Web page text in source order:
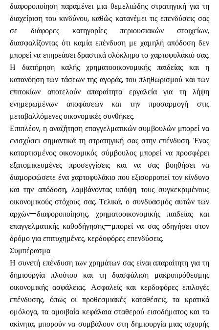
διαφοροποίηση παραμένει μια θεμελιώδης στρατηγική για τη
διαχείριση του κινδύνου, καθώς κατανέμει τις επενδύσεις σας
σε διάφορες κατηγορίες περιουσιακών στοιχείων,
διασφαλίζοντας ότι καμία επένδυση με χαμηλή απόδοση δεν
μπορεί να επηρεάσει δραστικά ολόκληρο το χαρτοφυλάκιό σας.
Η διατήρηση καλής χρηματοοικονομικής παιδείας και η
κατανόηση των τάσεων της αγοράς, του πληθωρισμού και των
επιτοκίων αποτελούν απαραίτητα εργαλεία για τη λήψη
ενημερωμένων αποφάσεων και την προσαρμογή στις
μεταβαλλόμενες οικονομικές συνθήκες.
Επιπλέον, η αναζήτηση επαγγελματικών συμβουλών μπορεί να
ενισχύσει σημαντικά τη στρατηγική σας στην επένδυση. Ένας
καταρτισμένος οικονομικός σύμβουλος μπορεί να προσφέρει
εξατομικευμένες προσεγγίσεις και να σας βοηθήσει να
διαμορφώσετε ένα χαρτοφυλάκιο που εξισορροπεί τον κίνδυνο
και την απόδοση, λαμβάνοντας υπόψη τους συγκεκριμένους
οικονομικούς στόχους σας. Τελικά, ο συνδυασμός αυτών των
αρχών—διαφοροποίησης, χρηματοοικονομικής παιδείας και
επαγγελματικής καθοδήγησης—μπορεί να σας οδηγήσει στον
δρόμο για επιτυχημένες, κερδοφόρες επενδύσεις.
Συμπέρασμα
Η συνετή επένδυση των χρημάτων σας είναι απαραίτητη για τη
δημιουργία πλούτου και τη διασφάλιση μακροπρόθεσμης
οικονομικής ασφάλειας. Ασφαλείς και κερδοφόρες επιλογές
επένδυσης, όπως οι προθεσμιακές καταθέσεις, τα κρατικά
ομόλογα, τα αμοιβαία κεφάλαια σταθερού εισοδήματος και τα
ακίνητα, μπορούν να συμβάλουν στη δημιουργία μιας ισχυρής